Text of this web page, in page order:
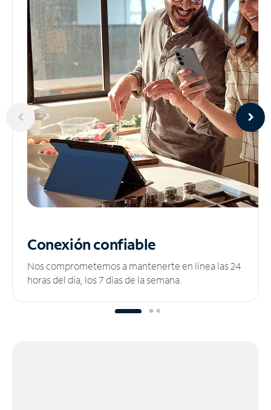
Conexión confiable
Nos comprometemos a mantenerte en línea las 24
horas del día, los 7 días de la semana.